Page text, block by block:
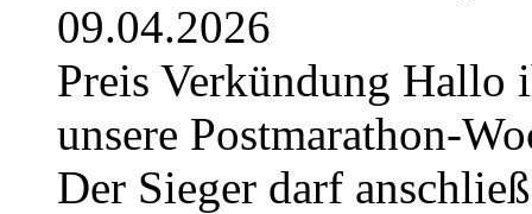
09.04.2026
Preis Verkündung Hallo
unsere Postmarathon-
Der Sieger darf